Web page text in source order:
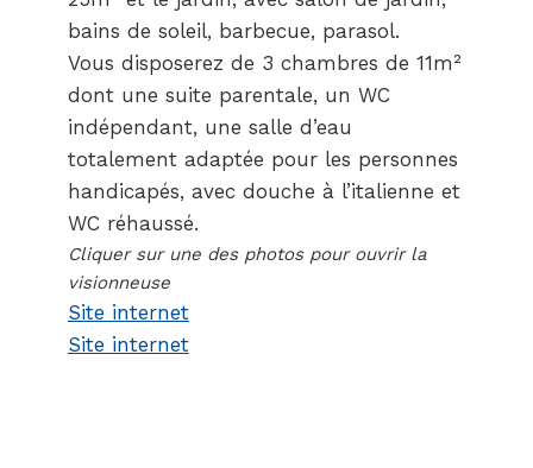
bains de soleil, barbecue, parasol.
Vous disposerez de 3 chambres de 11m²
dont une suite parentale, un WC
indépendant, une salle d’eau
totalement adaptée pour les personnes
handicapés, avec douche à l’italienne et
WC réhaussé.
Cliquer sur une des photos pour ouvrir la
visionneuse
Site internet
Site internet